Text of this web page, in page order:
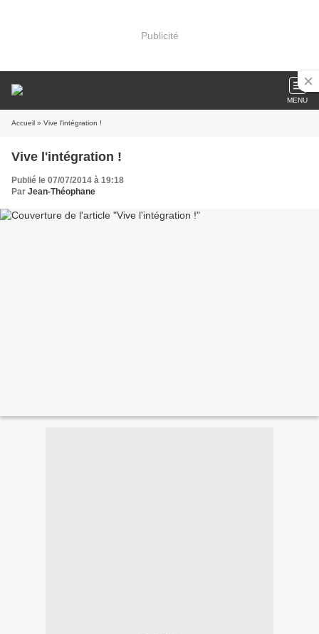
Publicité
MENU
Accueil » Vive l'intégration !
Vive l'intégration !
Publié le 07/07/2014 à 19:18
Par Jean-Théophane